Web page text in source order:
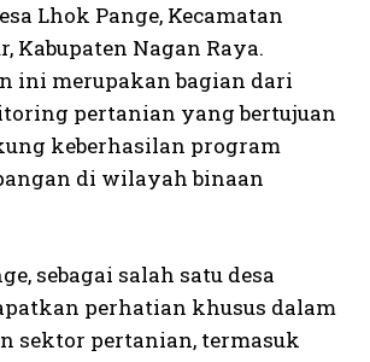
Lhok Pange, Kecamatan
Kabupaten Nagan Raya.
ini merupakan bagian dari
pertanian yang bertujuan
keberhasilan program
di wilayah binaan
sebagai salah satu desa
perhatian khusus dalam
sektor pertanian, termasuk